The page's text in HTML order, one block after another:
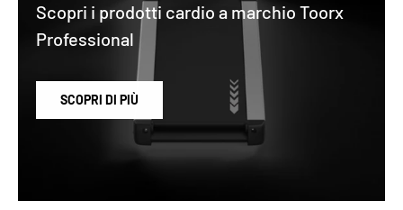
Scopri i prodotti cardio a marchio Toorx
Professional
SCOPRI DI PIÙ